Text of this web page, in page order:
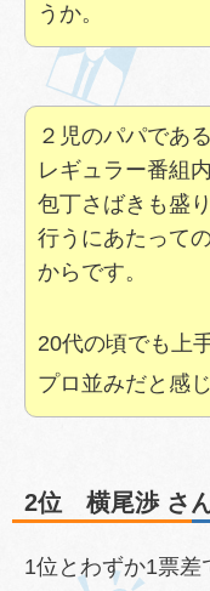
うか。
２児のパパであ
レギュラー番組
包丁さばきも盛
行うにあたって
からです。
20代の頃でも上
プロ並みだと感じ
2位 横尾渉 さ
1位とわずか1票差